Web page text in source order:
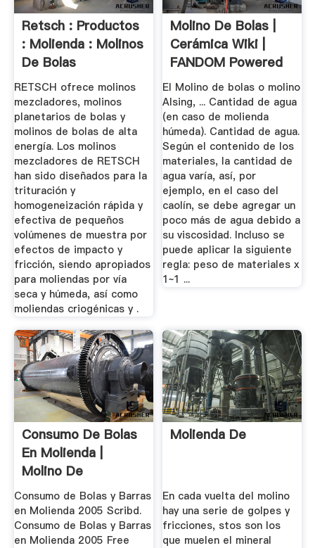
Retsch : Productos
: Molienda : Molinos
De Bolas
RETSCH ofrece molinos
mezcladores, molinos
planetarios de bolas y
molinos de bolas de alta
energía. Los molinos
mezcladores de RETSCH
han sido diseñados para la
trituración y
homogeneización rápida y
efectiva de pequeños
volúmenes de muestra por
efectos de impacto y
fricción, siendo apropiados
para moliendas por vía
seca y húmeda, así como
moliendas criogénicas y .
Molino De Bolas |
Cerámica Wiki |
FANDOM Powered
By Wikia
El Molino de bolas o molino
Alsing, ... Cantidad de agua
(en caso de molienda
húmeda). Cantidad de agua.
Según el contenido de los
materiales, la cantidad de
agua varía, así, por
ejemplo, en el caso del
caolín, se debe agregar un
poco más de agua debido a
su viscosidad. Incluso se
puede aplicar la siguiente
regla: peso de materiales x
1~1 ...
Consumo De Bolas
En Molienda |
Molino De
Bolas,Barita ...
Consumo de Bolas y Barras
en Molienda 2005 Scribd.
Consumo de Bolas y Barras
en Molienda 2005 Free
Molienda De
En cada vuelta del molino
hay una serie de golpes y
fricciones, stos son los
que muelen el mineral